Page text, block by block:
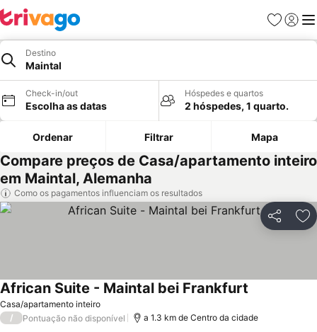
Favoritos
Iniciar
Destino
Maintal
Check-in/out
Escolha as datas
Hóspedes e quartos
2 hóspedes, 1 quarto.
Ordenar Filtrar Mapa
Compare preços de Casa/apartamento inteiro
em Maintal, Alemanha
Como os pagamentos influenciam os resultados
Partilhar
Casa/apartamento inteiro
African Suite - Maintal bei Frankfurt
/ Pontuação não disponível a 1.3 km de Centro da cidade